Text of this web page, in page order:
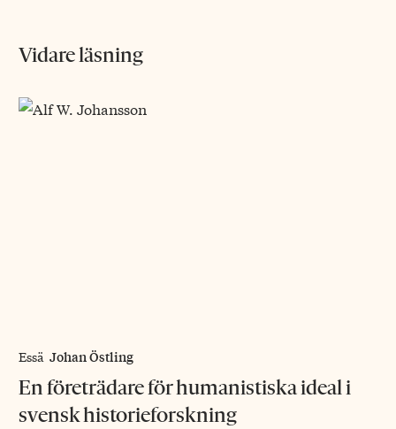
Vidare läsning
Essä Johan Östling
En företrädare för humanistiska ideal i
svensk historieforskning